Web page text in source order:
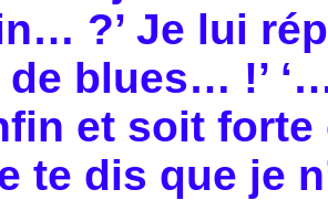
?’ Je lui
de blues… !’
et soit
te dis que je